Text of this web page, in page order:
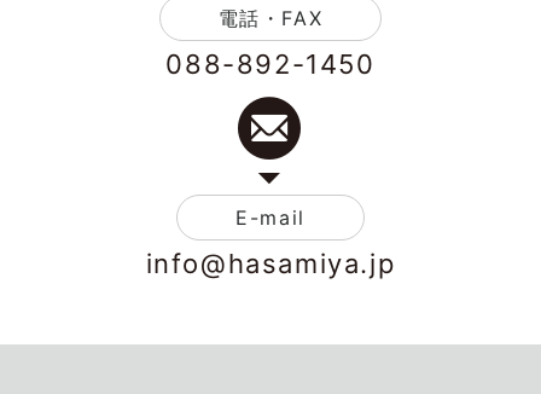
電話・FAX
088-892-1450
E-mail
info@hasamiya.jp